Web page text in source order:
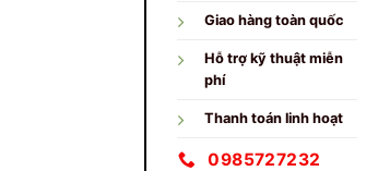
Giao hàng toàn quốc
Hỗ trợ kỹ thuật miễn
phí
Thanh toán linh hoạt
0985727232